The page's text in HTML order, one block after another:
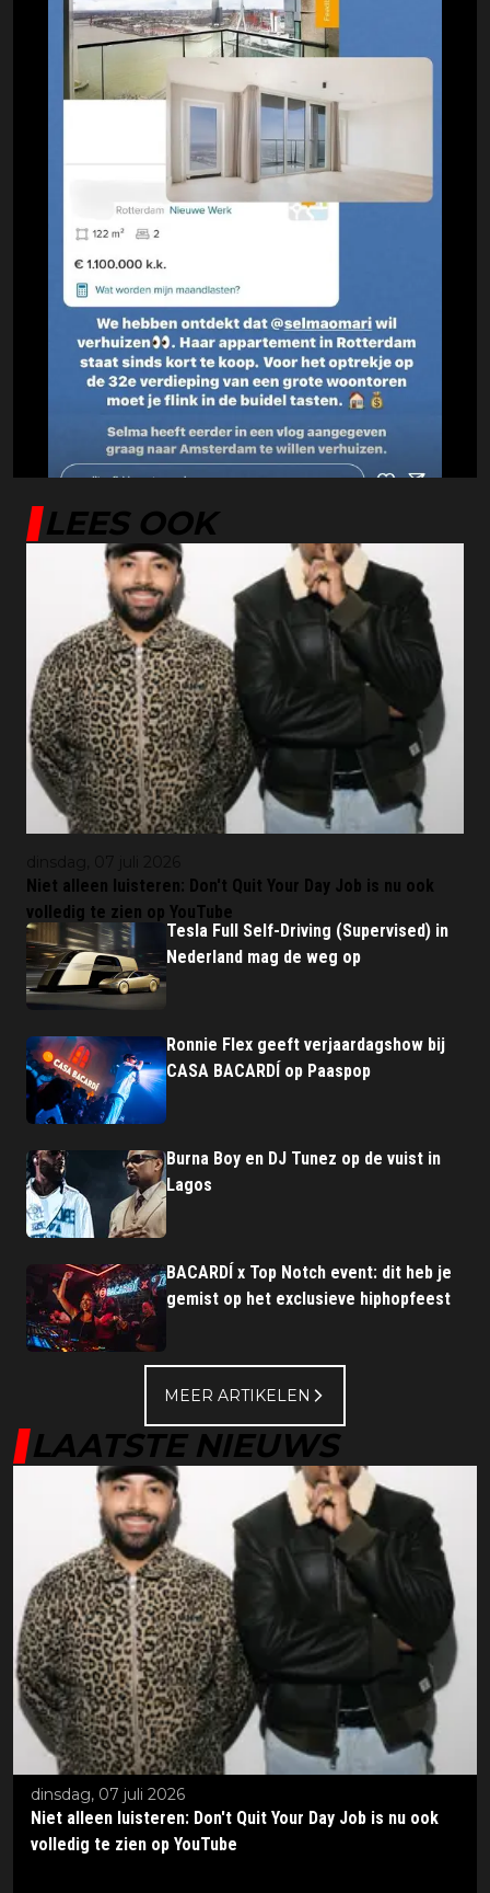
LEES OOK
Niet alleen luisteren: Don't Quit Your Day Job is nu ook
volledig te zien op YouTube
Tesla Full Self-Driving (Supervised) in
Nederland mag de weg op
Ronnie Flex geeft verjaardagshow bij
CASA BACARDÍ op Paaspop
Burna Boy en DJ Tunez op de vuist in
Lagos
BACARDÍ x Top Notch event: dit heb je
gemist op het exclusieve hiphopfeest
MEER ARTIKELEN
LAATSTE NIEUWS
Niet alleen luisteren: Don't Quit Your Day Job is nu ook
volledig te zien op YouTube
dinsdag, 07 juli 2026